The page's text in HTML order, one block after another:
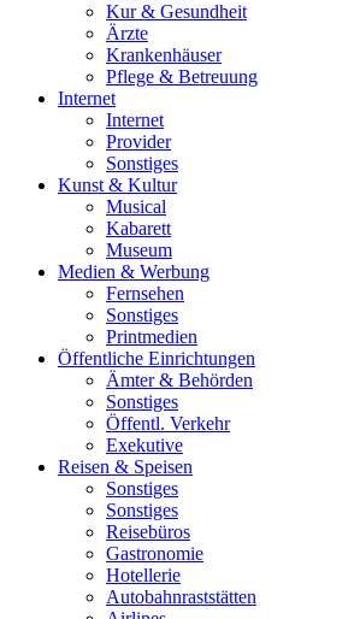
Kur & Gesundheit
Ärzte
Krankenhäuser
Pflege & Betreuung
Internet
Internet
Provider
Sonstiges
Kunst & Kultur
Musical
Kabarett
Museum
Medien & Werbung
Fernsehen
Sonstiges
Printmedien
Öffentliche Einrichtungen
Ämter & Behörden
Sonstiges
Öffentl. Verkehr
Exekutive
Reisen & Speisen
Sonstiges
Sonstiges
Reisebüros
Gastronomie
Hotellerie
Autobahnraststätten